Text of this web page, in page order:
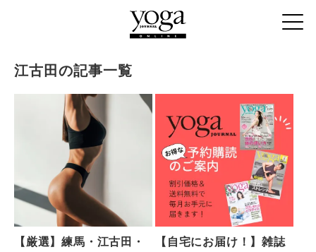
江古田の記事一覧
【厳選】練馬・江古田・
【自宅にお届け！】雑誌